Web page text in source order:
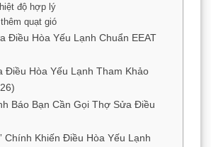
độ hợp lý
quạt gió
Điều Hòa Yếu Lạnh Chuẩn EEAT
Điều Hòa Yếu Lạnh Tham Khảo
Báo Bạn Cần Gọi Thợ Sửa Điều
Chính Khiến Điều Hòa Yếu Lạnh